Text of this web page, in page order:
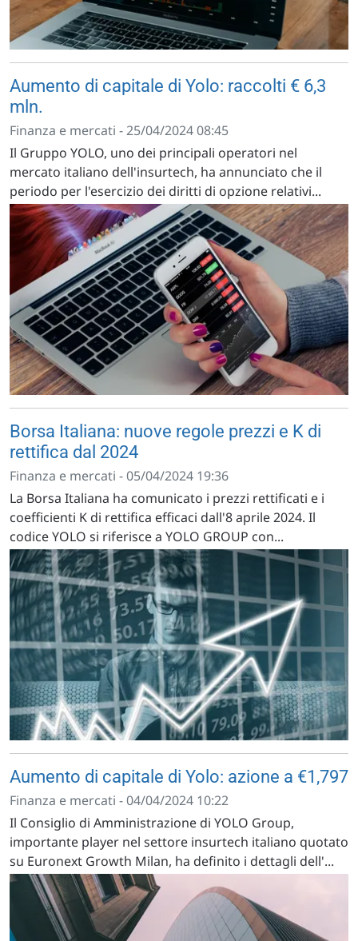
Aumento di capitale di Yolo: raccolti € 6,3
mln.
Finanza e mercati - 25/04/2024 08:45
Il Gruppo YOLO, uno dei principali operatori nel
mercato italiano dell'insurtech, ha annunciato che il
periodo per l'esercizio dei diritti di opzione relativi...
Borsa Italiana: nuove regole prezzi e K di
rettifica dal 2024
Finanza e mercati - 05/04/2024 19:36
La Borsa Italiana ha comunicato i prezzi rettificati e i
coefficienti K di rettifica efficaci dall'8 aprile 2024. Il
codice YOLO si riferisce a YOLO GROUP con...
Aumento di capitale di Yolo: azione a €1,797
Finanza e mercati - 04/04/2024 10:22
Il Consiglio di Amministrazione di YOLO Group,
importante player nel settore insurtech italiano quotato
su Euronext Growth Milan, ha definito i dettagli dell'...